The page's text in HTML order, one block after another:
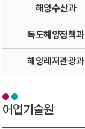
해양수산과
독도해양정책과
해양레저관광과
어업기술원